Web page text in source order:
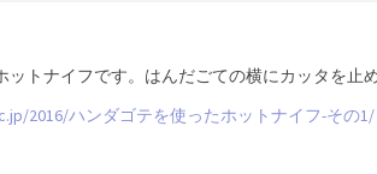
ットナイフです。はんだごての横にカッタを止
2016/ハンダゴテを使ったホットナイフ-その1/